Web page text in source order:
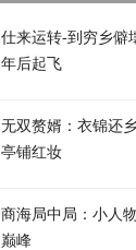
仕来运转-到穷乡僻
年后起飞
无双赘婿：衣锦还
亭铺红妆
商海局中局：小人
巅峰